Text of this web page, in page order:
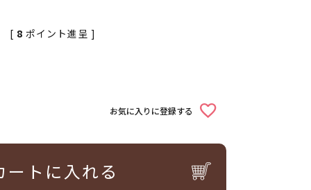
[ 8 ポイント進呈 ]
お気に入りに登録する
ートに入れる